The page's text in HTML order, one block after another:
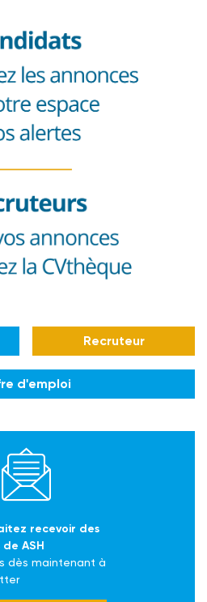
Recruteur
d'emploi
recevoir des
ASH
dès maintenant à